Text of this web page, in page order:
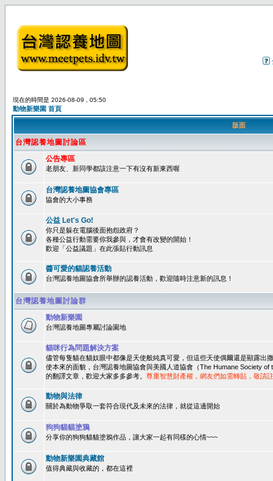
現在的時間是 2026-08-09 , 05:50
動物新樂園 首頁
版面
台灣認養地圖討論區
公告專區
老朋友、新同學都該注意一下有沒有新東西喔
台灣認養地圖協會專區
協會的大小事務
公益 Let's Go!
你只是躲在電腦後面抱怨政府？
各種公益行動需要你我參與，才會有改變的開始！
歡迎「公益議題」在此張貼行動訊息
醬可愛的貓認養活動
台灣認養地圖協會所舉辦的認養活動，歡迎隨時注意新的訊息！
台灣認養地圖討論群
動物新樂園
台灣認養地圖專屬討論園地
貓咪行為問題解決方案
儘管每隻貓在貓奴眼中都像是天使般純真可愛，但這些天使偶爾還是顯露出
使本來的面貌，台灣認養地圖協會與美國人道協會（The Humane Society
的翻譯文章，歡迎大家多多參考。 尊重智慧財產權，網友們如需轉貼，敬請
動物與法律
關於為動物爭取一套符合現代及未來的法律，就從這邊開始
狗狗貓貓塗鴉
分享你的狗狗貓貓塗鴉作品，讓大家一起有同樣的心情~~~
動物新樂園典藏館
值得典藏與收藏的，都在這裡